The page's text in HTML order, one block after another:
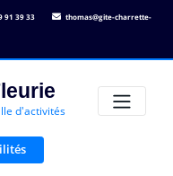
91 39 33
thomas@gite-charrette-
d'activités